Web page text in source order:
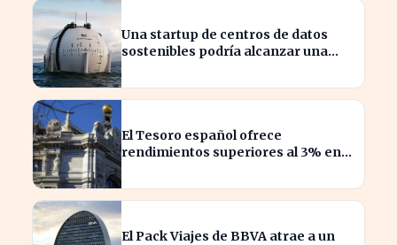
Una startup de centros de datos
sostenibles podría alcanzar una
El Tesoro español ofrece
rendimientos superiores al 3% en
El Pack Viajes de BBVA atrae a un